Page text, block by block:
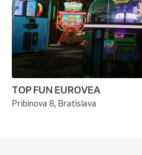
TOP FUN EUROVEA
Pribinova 8, Bratislava